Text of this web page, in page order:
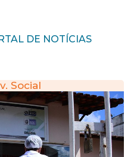
DE NOTÍCIAS
Social